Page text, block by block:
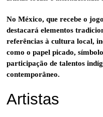
No México, que recebe o
destacará elementos
referências à cultura local,
como o papel picado,
participação de talentos
contemporâneo.
Artistas